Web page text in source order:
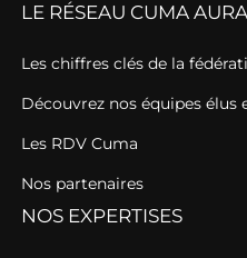
LE RÉSEAU CUMA AURA
Les chiffres clés de la
Découvrez nos équipes élus
Les RDV Cuma
Nos partenaires
NOS EXPERTISES